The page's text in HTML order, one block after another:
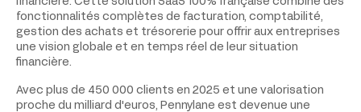
fonctionnalités complètes de facturation, comptabilité,
gestion des achats et trésorerie pour offrir aux entreprises
une vision globale et en temps réel de leur situation
financière.
Avec plus de 450 000 clients en 2025 et une valorisation
proche du milliard d'euros, Pennylane est devenue une